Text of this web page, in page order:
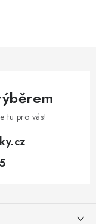
tu pro vás!